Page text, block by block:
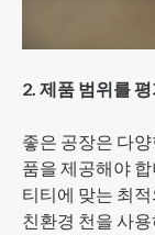
2. 제품 범위를
좋은 공장은 다
품을 제공해야
티티에 맞는 최
친환경 천을 사